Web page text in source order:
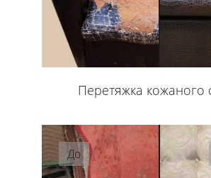
Перетяжка кожаного
До